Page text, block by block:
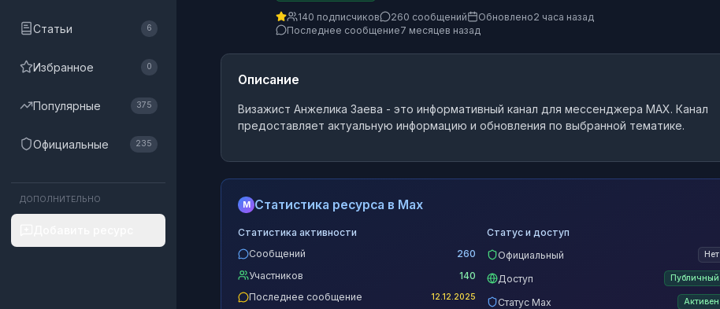
Статьи 6
Избранное 0
Популярные 375
Официальные 235
ДОПОЛНИТЕЛЬНО
140 подписчиков 260 сообщений Обновлено2 часа назад
Последнее сообщение7 месяцев назад
Описание
Визажист Анжелика Заева - это информативный канал для мессенджера MAX. Канал
предоставляет актуальную информацию и обновления по выбранной тематике.
M Статистика ресурса в Max
Статистика активности
Сообщений
260
Участников
140
Последнее сообщение
12.12.2025
Статус и доступ
Официальный
Нет
Доступ Публичный
Статус Max Активен